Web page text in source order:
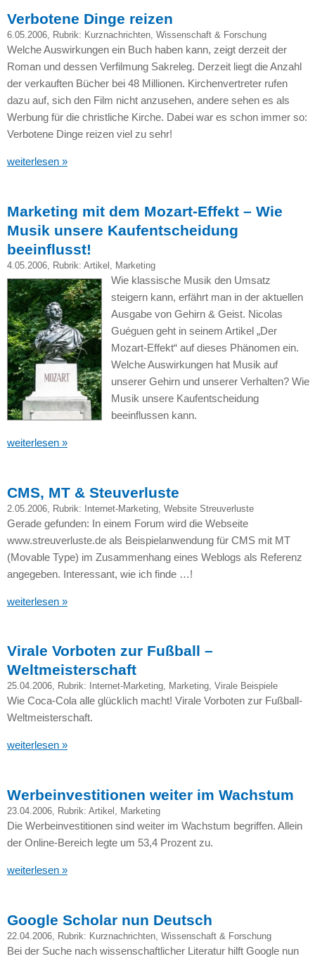
Verbotene Dinge reizen
6.05.2006, Rubrik: Kurznachrichten, Wissenschaft & Forschung
Welche Auswirkungen ein Buch haben kann, zeigt derzeit der
Roman und dessen Verfilmung Sakreleg. Derzeit liegt die Anzahl
der verkauften Bücher bei 48 Millionen. Kirchenvertreter rufen
dazu auf, sich den Film nicht anzusehen, andere sehen es als
Werbung für die christliche Kirche. Dabei war es schon immer so:
Verbotene Dinge reizen viel zu sehr!
weiterlesen »
Marketing mit dem Mozart-Effekt – Wie
Musik unsere Kaufentscheidung
beeinflusst!
4.05.2006, Rubrik: Artikel Marketing
Wie klassische Musik den Umsatz
steigern kann, erfährt man in der aktuellen
Ausgabe von Gehirn & Geist. Nicolas
Guéguen geht in seinem Artikel „Der
Mozart-Effekt“ auf dieses Phänomen ein.
Welche Auswirkungen hat Musik auf
unserer Gehirn und unserer Verhalten? Wie
Musik unsere Kaufentscheidung
beeinflussen kann.
weiterlesen »
CMS, MT & Steuverluste
2.05.2006, Rubrik: Internet-Marketing, Website Streuverluste
Gerade gefunden: In einem Forum wird die Webseite
www.streuverluste.de als Beispielanwendung für CMS mit MT
(Movable Type) im Zusammenhang eines Weblogs als Referenz
angegeben. Interessant, wie ich finde …!
weiterlesen »
Virale Vorboten zur Fußball –
Weltmeisterschaft
25.04.2006, Rubrik: Internet-Marketing, Marketing, Virale Beispiele
Wie Coca-Cola alle glücklich macht! Virale Vorboten zur Fußball-
Weltmeisterschaft.
weiterlesen »
Werbeinvestitionen weiter im Wachstum
23.04.2006, Rubrik: Artikel , Marketing
Die Werbeinvestitionen sind weiter im Wachstum begriffen. Allein
der Online-Bereich legte um 53,4 Prozent zu.
weiterlesen »
Google Scholar nun Deutsch
22.04.2006, Rubrik: Kurznachrichten, Wissenschaft & Forschung
Bei der Suche nach wissenschaftlicher Literatur hilft Google nun